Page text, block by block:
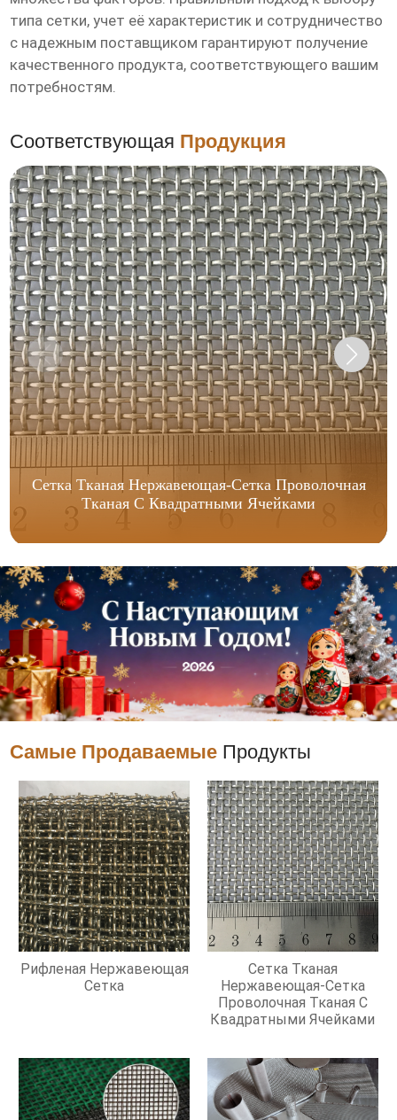
типа сетки, учет её характеристик и сотрудничество
с надежным поставщиком гарантируют получение
качественного продукта, соответствующего вашим
потребностям.
Соответствующая Продукция
Сетка Тканая Нержавеющая-Сетка Проволочная
Тканая С Квадратными Ячейками
Самые Продаваемые Продукты
Рифленая Нержавеющая
Сетка
Сетка Тканая
Нержавеющая-Сетка
Проволочная Тканая С
Квадратными Ячейками